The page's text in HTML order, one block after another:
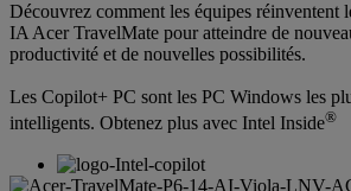
Découvrez comment les équipes réinventent
IA Acer TravelMate pour atteindre de
productivité et de nouvelles possibilités.
Les Copilot+ PC sont les PC Windows les
intelligents. Obtenez plus avec Intel Inside®